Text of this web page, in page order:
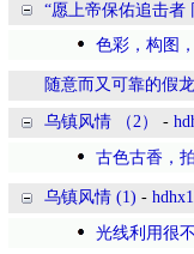
“愿上帝保佑追击者
色彩，构图
随意而又可靠的假
乌镇风情 （2） -
古色古香，
乌镇风情 (1) -
光线利用很